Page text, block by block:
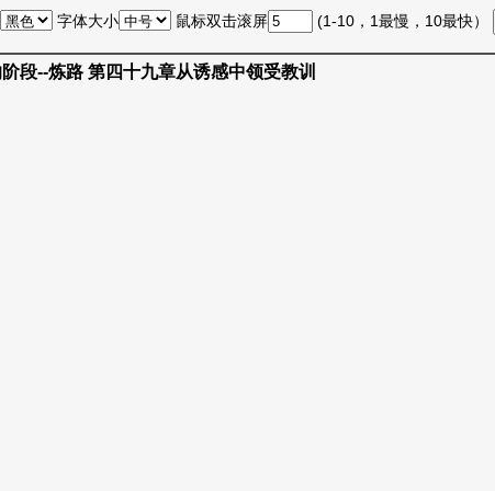
字体大小 鼠标双击滚屏 (1-10，1最慢，10最快）
段--炼路 第四十九章从诱感中领受教训